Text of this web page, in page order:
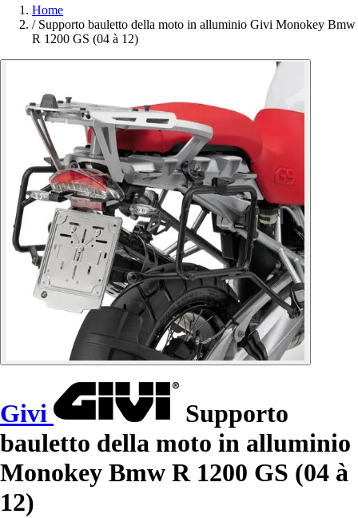
Home
/ Supporto bauletto della moto in alluminio Givi Monokey Bmw
R 1200 GS (04 à 12)
Givi
Supporto
bauletto della moto in alluminio
Monokey Bmw R 1200 GS (04 à
12)